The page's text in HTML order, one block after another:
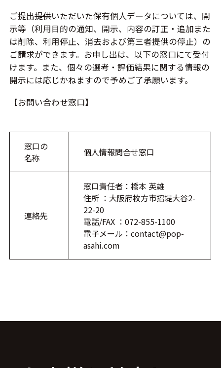
ご提出提供いただいた保有個人データについては、開
示等（利用目的の通知、開示、内容の訂正・追加また
は削除、利用停止、消去および第三者提供の停止）の
ご請求ができます。お申し出は、以下の窓口にて受付
けます。また、個々の選考・評価結果に関する情報の
開示には応じかねますので予めご了承願います。
【お問い合わせ窓口】
窓口の
名称
個人情報問合せ窓口
連絡先
窓口責任者：橋本 英雄
住所 ：大阪府枚方市招堤大谷2-
22-20
電話/FAX ：072-855-1100
電子メール：contact@pop-
asahi.com